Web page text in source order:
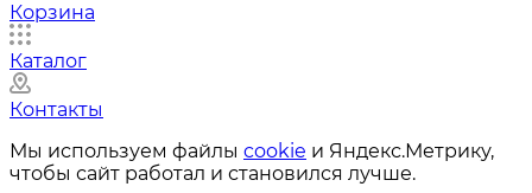
Корзина
Каталог
Контакты
Мы используем файлы cookie и Яндекс.Метрику,
чтобы сайт работал и становился лучше.